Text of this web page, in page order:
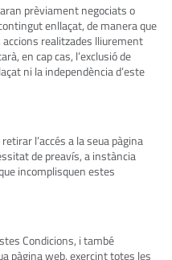
prèviament negociats o
enllaçat, de manera que
realitzades lliurement
en cap cas, l’exclusió de
ni la independència d’este
l’accés a la seua pàgina
de preavís, a instància
incomplisquen estes
Condicions, i també
pàgina web, exercint totes les